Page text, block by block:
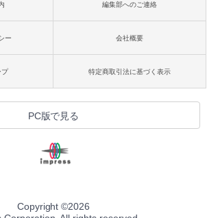
編集部へのご連絡
ー 会社概要
プ 特定商取引法に基づく表示
PC版で見る
Copyright ©2026